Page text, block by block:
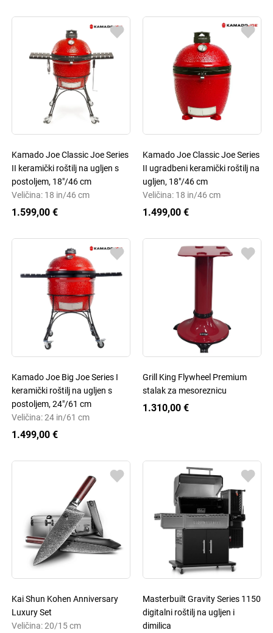
Kamado Joe Classic Joe Series
II keramički roštilj na ugljen s
postoljem, 18"/46 cm
Veličina: 18 in/46 cm
1.599,00 €
Kamado Joe Classic Joe Series
II ugradbeni keramički roštilj na
ugljen, 18"/46 cm
Veličina: 18 in/46 cm
1.499,00 €
Kamado Joe Big Joe Series I
keramički roštilj na ugljen s
postoljem, 24"/61 cm
Veličina: 24 in/61 cm
1.499,00 €
Grill King Flywheel Premium
stalak za mesoreznicu
1.310,00 €
Kai Shun Kohen Anniversary
Luxury Set
Veličina: 20/15 cm
Masterbuilt Gravity Series 1150
digitalni roštilj na ugljen i
dimilica